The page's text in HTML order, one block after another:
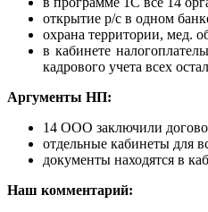
открытие р/с в одном
охрана территории, мед.
в кабинете
кадрового учета всех
Аргументы НП:
14 ООО заключили
отдельные кабинеты для
документы находятся в
Наш комментарий: